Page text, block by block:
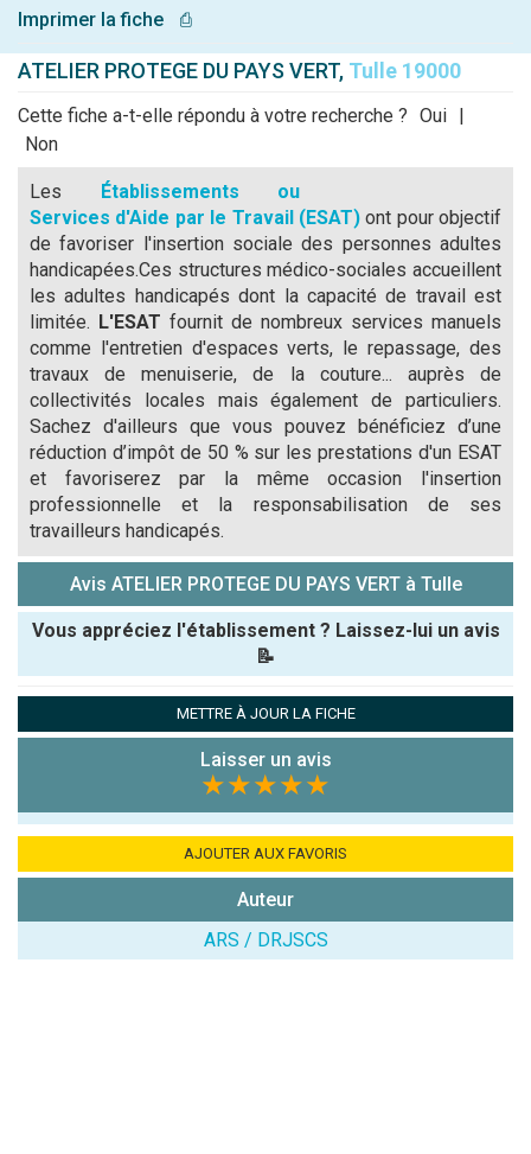
Imprimer la fiche
⎙
ATELIER PROTEGE DU PAYS VERT, Tulle 19000
Cette fiche a-t-elle répondu à votre recherche ? Oui |
Non
Les Établissements ou
Services d'Aide par le Travail (ESAT)ont pour objectif
de favoriser l'insertion sociale des personnes adultes
handicapées.Ces structures médico-sociales accueillent
les adultes handicapés dont la capacité de travail est
limitée. L'ESAT fournit de nombreux services manuels
comme l'entretien d'espaces verts, le repassage, des
travaux de menuiserie, de la couture... auprès de
collectivités locales mais également de particuliers.
Sachez d'ailleurs que vous pouvez bénéficiez d’une
réduction d’impôt de 50 % sur les prestations d'un ESAT
et favoriserez par la même occasion l'insertion
professionnelle et la responsabilisation de ses
travailleurs handicapés.
Avis ATELIER PROTEGE DU PAYS VERT à Tulle
Vous appréciez l'établissement ? Laissez-lui un avis
📝
Note que vous souhaitez attribuer :
Antispam -
7x4 (en
METTRE À JOUR LA FICHE
Laisser un avis
★★★★★
AJOUTER AUX FAVORIS
Auteur
ARS / DRJSCS